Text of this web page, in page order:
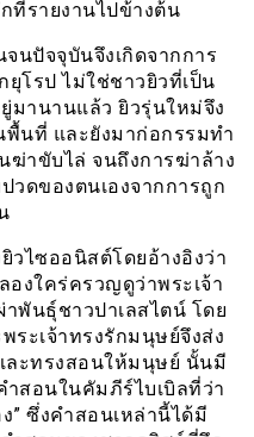
ที่รายงานไปข้างต้น
นปัจจุบันจึงเกิดจากการ
ยุโรป ไม่ใช่ชาวยิวที่เป็น
มานานแล้ว ยิวรุ่นใหม่จึง
นที่ และยังมาก่อกรรมทำ
ฆ่าขับไล่ จนถึงการฆ่าล้าง
วดของตนเองจากการถูก
ไซออนิสต์โดยอ้างอิงว่า
องใคร่ครวญดูว่าพระเจ้า
พันธุ์ชาวปาเลสไตน์ โดย
ระเจ้าทรงรักมนุษย์จึงส่ง
ละทรงสอนให้มนุษย์ นั้นมี
สอนในคัมภีร์ไบเบิลที่ว่า
” ซึ่งคำสอนเหล่านี้ได้มี